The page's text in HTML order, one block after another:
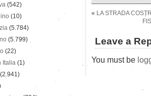
« LA STRADA
Leave a
You must be
(542)
(10)
(5.784)
(5.799)
(22)
Italia (1)
(2.941)